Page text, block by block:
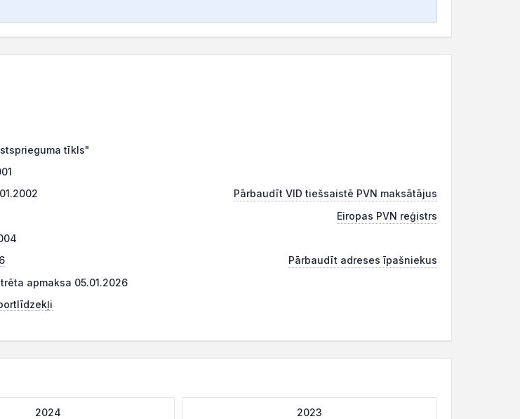
tīkls"
Pārbaudīt VID tiešsaistē PVN maksātājus
Eiropas PVN reģistrs
Pārbaudīt adreses īpašniekus
apmaksa 05.01.2026
2024 2023